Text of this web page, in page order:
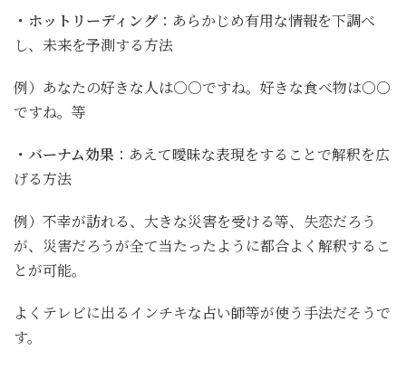
・ホットリーディング ：あらかじめ有用な情報を下調べ
し、未来を予測する方法
例）あなたの好きな人は○○ですね。好きな食べ物は○○
ですね。等
・バーナム効果 ：あえて曖昧な表現をすることで解釈を広
げる方法
例）不幸が訪れる、大きな災害を受ける等、失恋だろう
が、災害だろうが全て当たったように都合よく解釈するこ
とが可能。
よくテレビに出るインチキな占い師等が使う手法だそうで
す。